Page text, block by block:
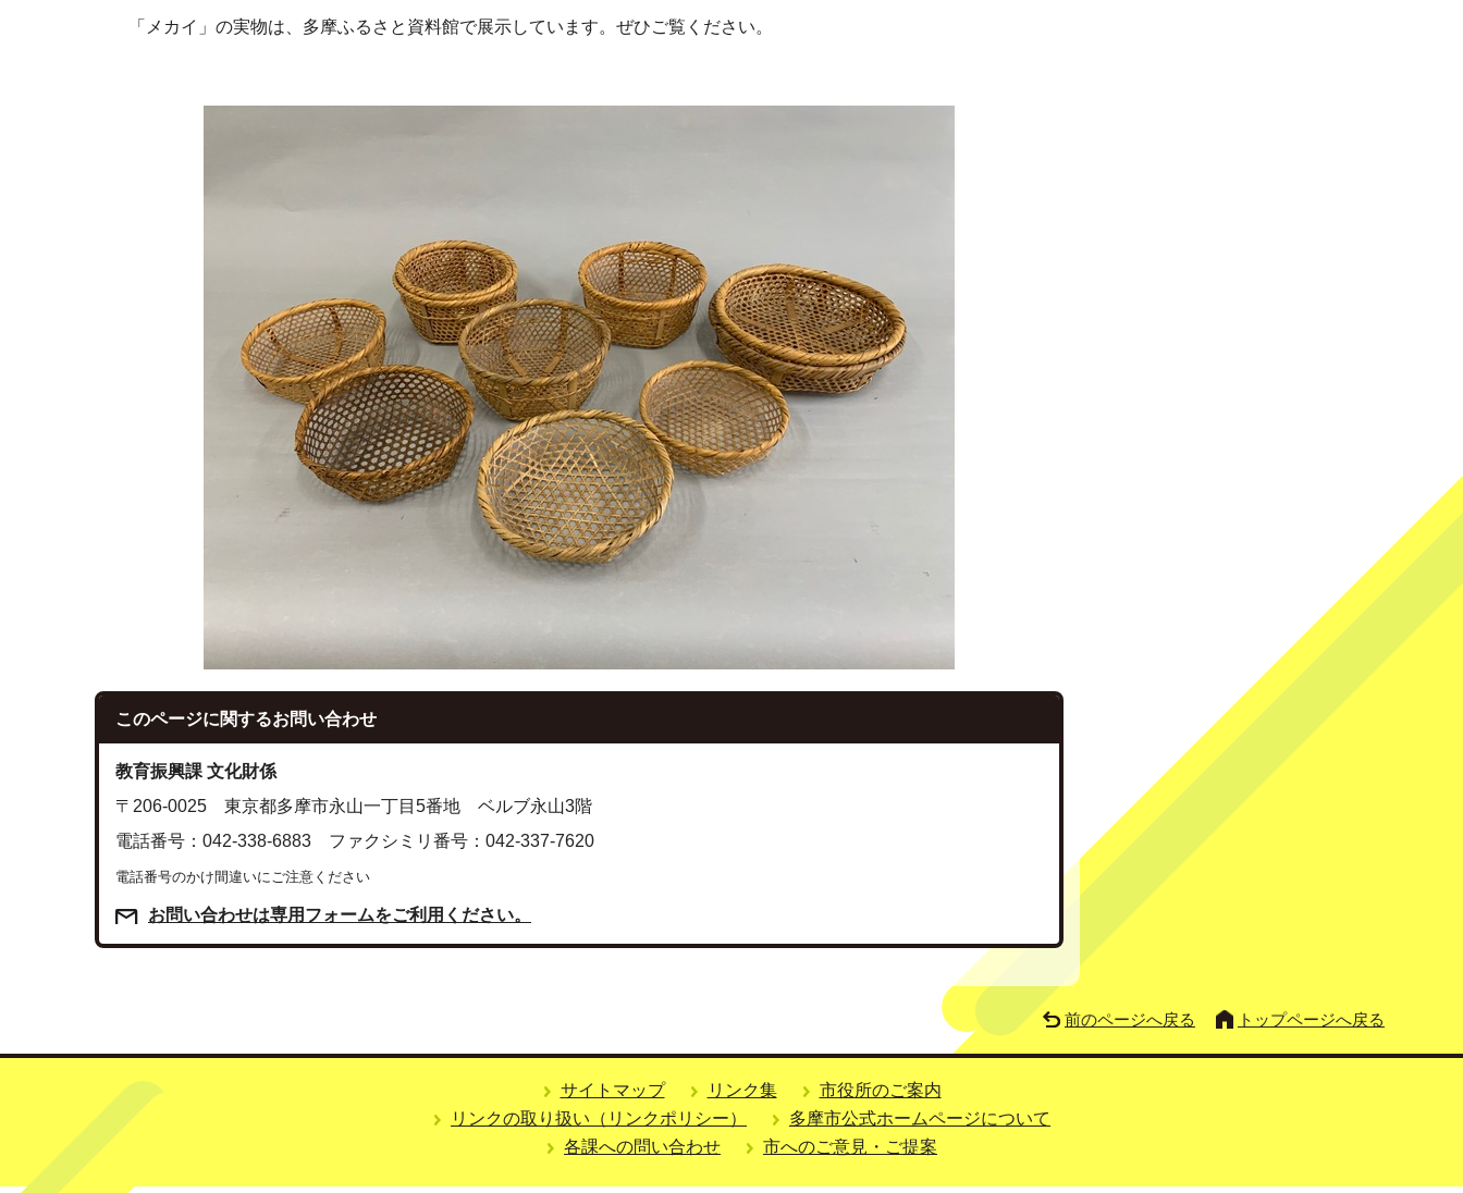
「メカイ」の実物は、多摩ふるさと資料館で展示しています。ぜひご覧ください。
このページに関するお問い合わせ
教育振興課 文化財係
〒206-0025 東京都多摩市永山一丁目5番地 ベルブ永山3階
電話番号：042-338-6883 ファクシミリ番号：042-337-7620
電話番号のかけ間違いにご注意ください
お問い合わせは専用フォームをご利用ください。
前のページへ戻る トップページへ戻る
サイトマップ リンク集
市役所のご案内
リンクの取り扱い（リンクポリシー）
多摩市公式ホームページについて
各課への問い合わせ
市へのご意見・ご提案